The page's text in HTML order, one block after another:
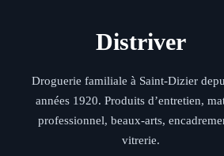
Distriver
Droguerie familiale à Saint-Dizier
années 1920. Produits d’entretien,
professionnel, beaux-arts,
vitrerie.